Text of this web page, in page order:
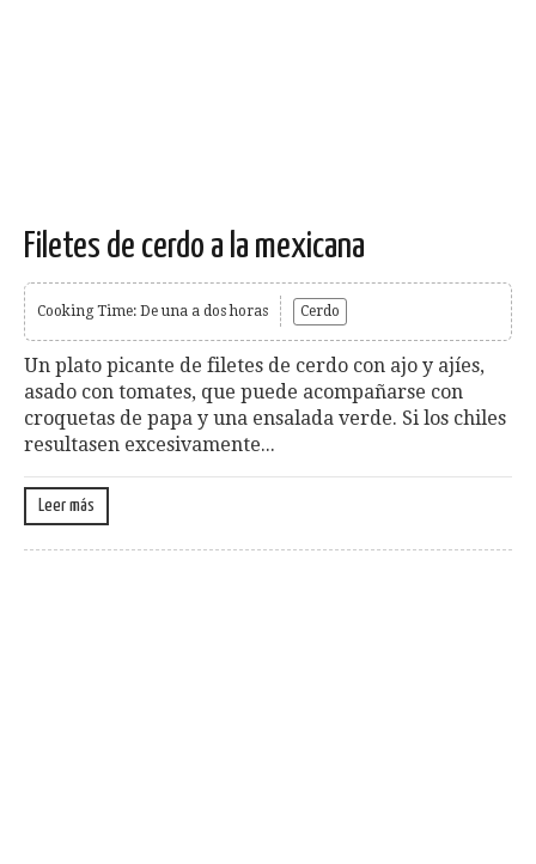
Filetes de cerdo a la mexicana
Cooking Time: De una a dos horas Cerdo
Un plato picante de filetes de cerdo con ajo y ajíes,
asado con tomates, que puede acompañarse con
croquetas de papa y una ensa­lada verde. Si los chiles
resultasen excesivamente...
Leer más